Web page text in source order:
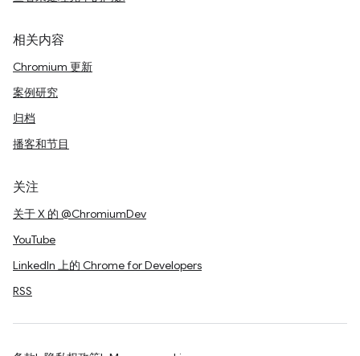
相关内容
Chromium 更新
案例研究
归档
播客和节目
关注
关于 X 的 @ChromiumDev
YouTube
LinkedIn 上的 Chrome for Developers
RSS